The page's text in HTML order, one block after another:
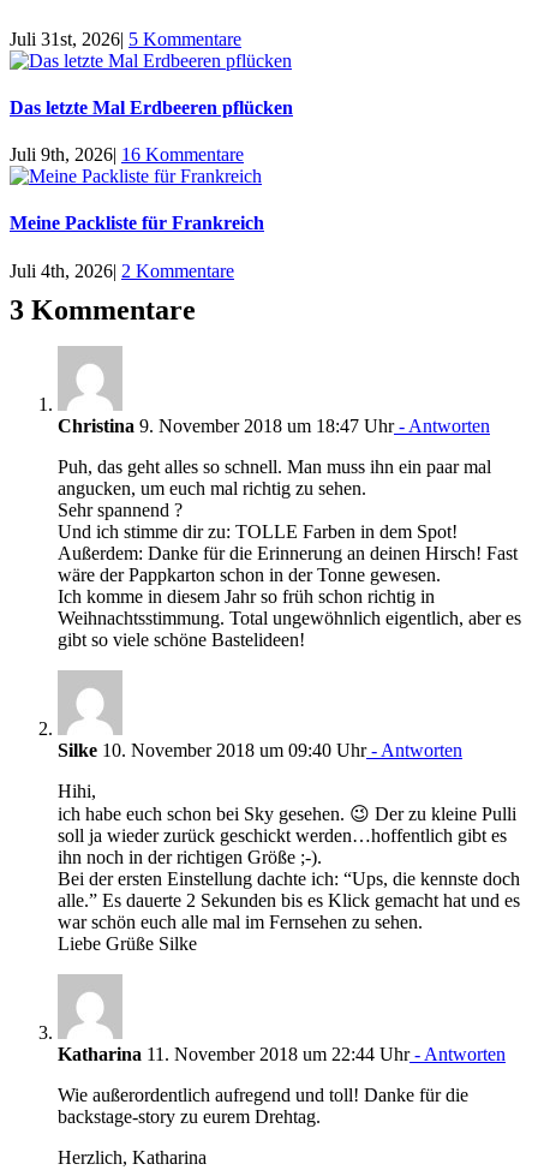
Juli 31st, 2026| 5 Kommentare
Das letzte Mal Erdbeeren pflücken
Juli 9th, 2026| 16 Kommentare
Meine Packliste für Frankreich
Juli 4th, 2026| 2 Kommentare
3 Kommentare
Christina 9. November 2018 um 18:47 Uhr- Antworten
Puh, das geht alles so schnell. Man muss ihn ein paar mal
angucken, um euch mal richtig zu sehen.
Sehr spannend ?
Und ich stimme dir zu: TOLLE Farben in dem Spot!
Außerdem: Danke für die Erinnerung an deinen Hirsch! Fast
wäre der Pappkarton schon in der Tonne gewesen.
Ich komme in diesem Jahr so früh schon richtig in
Weihnachtsstimmung. Total ungewöhnlich eigentlich, aber es
gibt so viele schöne Bastelideen!
Silke 10. November 2018 um 09:40 Uhr- Antworten
Hihi,
ich habe euch schon bei Sky gesehen. 😉 Der zu kleine Pulli
soll ja wieder zurück geschickt werden…hoffentlich gibt es
ihn noch in der richtigen Größe ;-).
Bei der ersten Einstellung dachte ich: “Ups, die kennste doch
alle.” Es dauerte 2 Sekunden bis es Klick gemacht hat und es
war schön euch alle mal im Fernsehen zu sehen.
Liebe Grüße Silke
Katharina 11. November 2018 um 22:44 Uhr- Antworten
Wie außerordentlich aufregend und toll! Danke für die
backstage-story zu eurem Drehtag.
Herzlich, Katharina